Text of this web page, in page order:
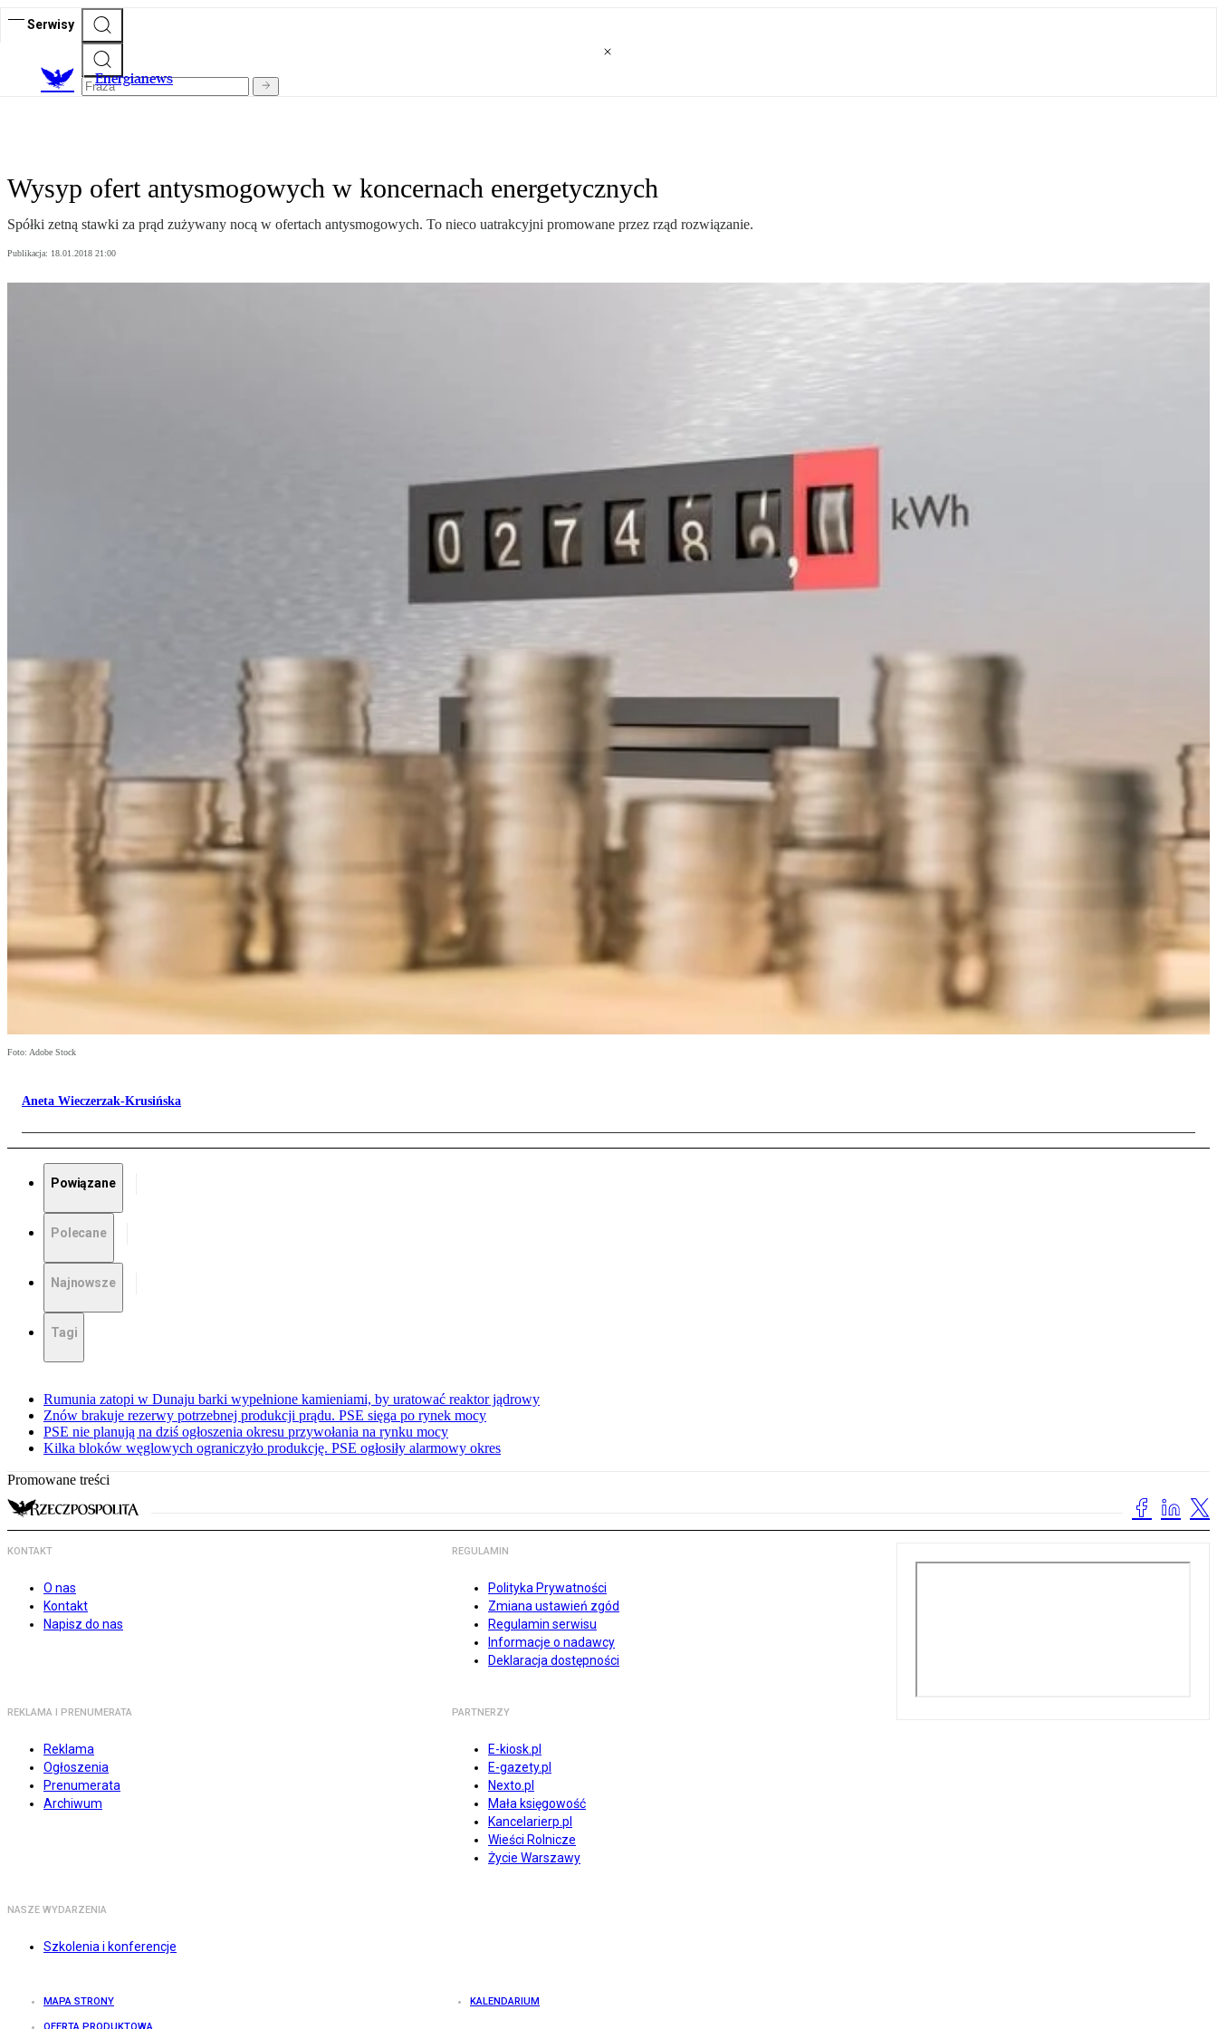
Serwisy
Energianews
Wysyp ofert antysmogowych w koncernach energetycznych
Spółki zetną stawki za prąd zużywany nocą w ofertach antysmogowych. To nieco uatrakcyjni promowane przez rząd rozwiązanie.
Publikacja: 18.01.2018 21:00
Foto: Adobe Stock
Aneta Wieczerzak-Krusińska
Powiązane
Polecane
Najnowsze
Tagi
Rumunia zatopi w Dunaju barki wypełnione kamieniami, by uratować reaktor jądrowy
Znów brakuje rezerwy potrzebnej produkcji prądu. PSE sięga po rynek mocy
PSE nie planują na dziś ogłoszenia okresu przywołania na rynku mocy
Kilka bloków węglowych ograniczyło produkcję. PSE ogłosiły alarmowy okres
Promowane treści
KONTAKT
O nas
Kontakt
Napisz do nas
REGULAMIN
Polityka Prywatności
Zmiana ustawień zgód
Regulamin serwisu
Informacje o nadawcy
Deklaracja dostępności
REKLAMA I PRENUMERATA
Reklama
Ogłoszenia
Prenumerata
Archiwum
PARTNERZY
E-kiosk.pl
E-gazety.pl
Nexto.pl
Mała księgowość
Kancelarierp.pl
Wieści Rolnicze
Życie Warszawy
NASZE WYDARZENIA
Szkolenia i konferencje
MAPA STRONY KALENDARIUM